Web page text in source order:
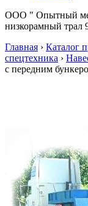
ООО " Опытный
низкорамный трал
Главная › Каталог
спецтехника ›
с передним